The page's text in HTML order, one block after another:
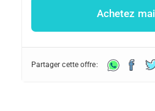
Achetez
Partager cette offre: